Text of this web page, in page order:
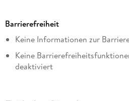
Dateigröße
0,85 MB
Altersempfehlung
ab 16 Jahre
Barrierefreiheit
Keine Informationen zur
Keine
deaktiviert